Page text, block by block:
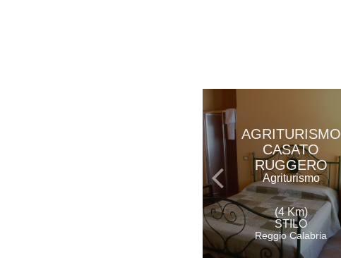
AGRITURISMO
CASATO
RUGGERO
Agriturismo
(4 Km)
STILO
Reggio Calabria